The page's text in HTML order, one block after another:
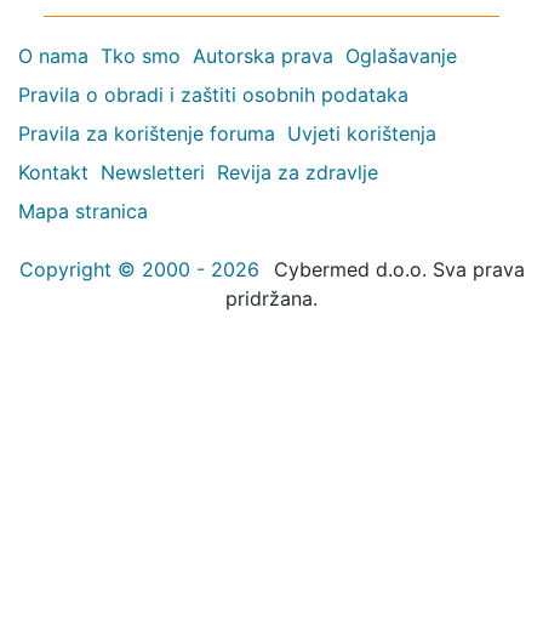
O nama Tko smo Autorska prava Oglašavanje
Pravila o obradi i zaštiti osobnih podataka
Pravila za korištenje foruma Uvjeti korištenja
Kontakt Newsletteri Revija za zdravlje
Mapa stranica
Copyright © 2000 - 2026
Cybermed d.o.o. Sva prava
pridržana.